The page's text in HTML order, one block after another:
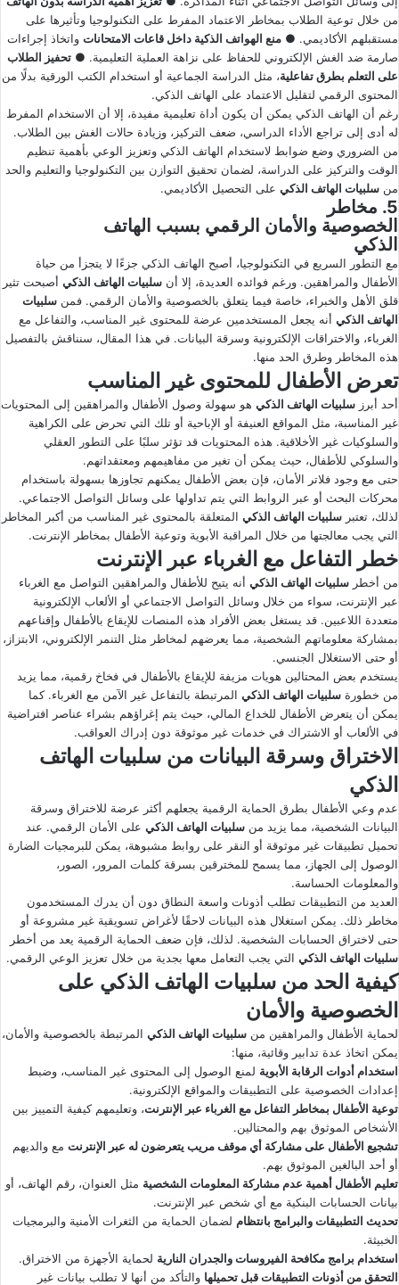
من خلال توعية الطلاب بمخاطر الاعتماد المفرط على التكنولوجيا وتأثيرها على
مستقبلهم الأكاديمي. ● منع الهواتف الذكية داخل قاعات الامتحانات واتخاذ إجراءات
صارمة ضد الغش الإلكتروني للحفاظ على نزاهة العملية التعليمية. ● تحفيز الطلاب
على التعلم بطرق تفاعلية، مثل الدراسة الجماعية أو استخدام الكتب الورقية بدلًا من
المحتوى الرقمي لتقليل الاعتماد على الهاتف الذكي.
رغم أن الهاتف الذكي يمكن أن يكون أداة تعليمية مفيدة، إلا أن الاستخدام المفرط
له أدى إلى تراجع الأداء الدراسي، ضعف التركيز، وزيادة حالات الغش بين الطلاب.
من الضروري وضع ضوابط لاستخدام الهاتف الذكي وتعزيز الوعي بأهمية تنظيم
الوقت والتركيز على الدراسة، لضمان تحقيق التوازن بين التكنولوجيا والتعليم والحد
من سلبيات الهاتف الذكي على التحصيل الأكاديمي.
5. مخاطر
الخصوصية والأمان الرقمي بسبب الهاتف
الذكي
مع التطور السريع في التكنولوجيا، أصبح الهاتف الذكي جزءًا لا يتجزأ من حياة
الأطفال والمراهقين. ورغم فوائده العديدة، إلا أن سلبيات الهاتف الذكي أصبحت تثير
قلق الأهل والخبراء، خاصة فيما يتعلق بالخصوصية والأمان الرقمي. فمن سلبيات
الهاتف الذكي أنه يجعل المستخدمين عرضة للمحتوى غير المناسب، والتفاعل مع
الغرباء، والاختراقات الإلكترونية وسرقة البيانات. في هذا المقال، سنناقش بالتفصيل
هذه المخاطر وطرق الحد منها.
تعرض الأطفال للمحتوى غير المناسب
أحد أبرز سلبيات الهاتف الذكي هو سهولة وصول الأطفال والمراهقين إلى المحتويات
غير المناسبة، مثل المواقع العنيفة أو الإباحية أو تلك التي تحرض على الكراهية
والسلوكيات غير الأخلاقية. هذه المحتويات قد تؤثر سلبًا على التطور العقلي
والسلوكي للأطفال، حيث يمكن أن تغير من مفاهيمهم ومعتقداتهم.
حتى مع وجود فلاتر الأمان، فإن بعض الأطفال يمكنهم تجاوزها بسهولة باستخدام
محركات البحث أو عبر الروابط التي يتم تداولها على وسائل التواصل الاجتماعي.
لذلك، تعتبر سلبيات الهاتف الذكي المتعلقة بالمحتوى غير المناسب من أكبر المخاطر
التي يجب معالجتها من خلال المراقبة الأبوية وتوعية الأطفال بمخاطر الإنترنت.
خطر التفاعل مع الغرباء عبر الإنترنت
من أخطر سلبيات الهاتف الذكي أنه يتيح للأطفال والمراهقين التواصل مع الغرباء
عبر الإنترنت، سواء من خلال وسائل التواصل الاجتماعي أو الألعاب الإلكترونية
متعددة اللاعبين. قد يستغل بعض الأفراد هذه المنصات للإيقاع بالأطفال وإقناعهم
بمشاركة معلوماتهم الشخصية، مما يعرضهم لمخاطر مثل التنمر الإلكتروني، الابتزاز،
أو حتى الاستغلال الجنسي.
يستخدم بعض المحتالين هويات مزيفة للإيقاع بالأطفال في فخاخ رقمية، مما يزيد
من خطورة سلبيات الهاتف الذكي المرتبطة بالتفاعل غير الآمن مع الغرباء. كما
يمكن أن يتعرض الأطفال للخداع المالي، حيث يتم إغراؤهم بشراء عناصر افتراضية
في الألعاب أو الاشتراك في خدمات غير موثوقة دون إدراك العواقب.
الاختراق وسرقة البيانات من سلبيات الهاتف
الذكي
عدم وعي الأطفال بطرق الحماية الرقمية يجعلهم أكثر عرضة للاختراق وسرقة
البيانات الشخصية، مما يزيد من سلبيات الهاتف الذكي على الأمان الرقمي. عند
تحميل تطبيقات غير موثوقة أو النقر على روابط مشبوهة، يمكن للبرمجيات الضارة
الوصول إلى الجهاز، مما يسمح للمخترقين بسرقة كلمات المرور، الصور،
والمعلومات الحساسة.
العديد من التطبيقات تطلب أذونات واسعة النطاق دون أن يدرك المستخدمون
مخاطر ذلك. يمكن استغلال هذه البيانات لاحقًا لأغراض تسويقية غير مشروعة أو
حتى لاختراق الحسابات الشخصية. لذلك، فإن ضعف الحماية الرقمية يعد من أخطر
سلبيات الهاتف الذكي التي يجب التعامل معها بجدية من خلال تعزيز الوعي الرقمي.
كيفية الحد من سلبيات الهاتف الذكي على
الخصوصية والأمان
لحماية الأطفال والمراهقين من سلبيات الهاتف الذكي المرتبطة بالخصوصية والأمان،
يمكن اتخاذ عدة تدابير وقائية، منها:
استخدام أدوات الرقابة الأبوية لمنع الوصول إلى المحتوى غير المناسب، وضبط
إعدادات الخصوصية على التطبيقات والمواقع الإلكترونية.
توعية الأطفال بمخاطر التفاعل مع الغرباء عبر الإنترنت، وتعليمهم كيفية التمييز بين
الأشخاص الموثوق بهم والمحتالين.
تشجيع الأطفال على مشاركة أي موقف مريب يتعرضون له عبر الإنترنت مع والديهم
أو أحد البالغين الموثوق بهم.
تعليم الأطفال أهمية عدم مشاركة المعلومات الشخصية مثل العنوان، رقم الهاتف، أو
بيانات الحسابات البنكية مع أي شخص عبر الإنترنت.
تحديث التطبيقات والبرامج بانتظام لضمان الحماية من الثغرات الأمنية والبرمجيات
الخبيثة.
استخدام برامج مكافحة الفيروسات والجدران النارية لحماية الأجهزة من الاختراق.
التحقق من أذونات التطبيقات قبل تحميلها والتأكد من أنها لا تطلب بيانات غير